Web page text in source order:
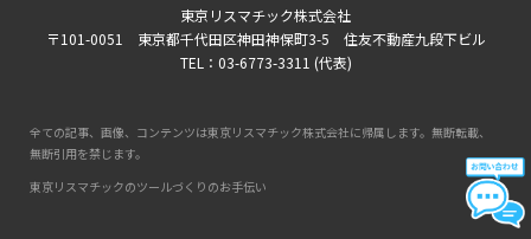
東京リスマチック株式会社
〒101-0051 東京都千代田区神田神保町3-5 住友不動産九段下ビル
TEL：03-6773-3311 (代表)
全ての記事、画像、コンテンツは東京リスマチック株式会社に帰属します。無断転載、
無断引用を禁じます。
東京リスマチックのツールづくりのお手伝い